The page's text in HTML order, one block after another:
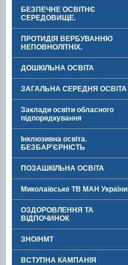
БЕЗПЕЧНЕ ОСВІТНЄ
СЕРЕДОВИЩЕ.
ПРОТИДІЯ ВЕРБУВАННЮ
НЕПОВНОЛІТНІХ.
ДОШКІЛЬНА ОСВІТА
ЗАГАЛЬНА СЕРЕДНЯ ОСВІТА
Заклади освіти обласного
підпорядкування
Інклюзивна освіта.
БЕЗБАР'ЄРНІСТЬ
ПОЗАШКІЛЬНА ОСВІТА
Миколаївське ТВ МАН України
ОЗДОРОВЛЕННЯ ТА
ВІДПОЧИНОК
ЗНО/НМТ
ВСТУПНА КАМПАНІЯ